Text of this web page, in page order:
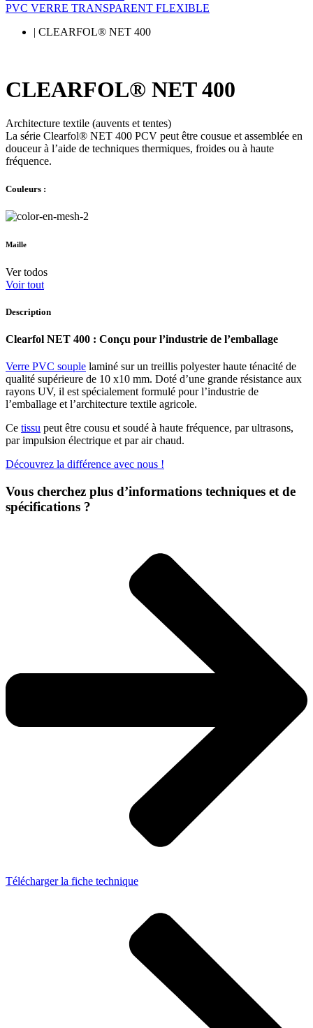
PVC VERRE TRANSPARENT FLEXIBLE
| CLEARFOL® NET 400
CLEARFOL® NET 400
Architecture textile (auvents et tentes)
La série Clearfol® NET 400 PCV peut être cousue et assemblée en
douceur à l’aide de techniques thermiques, froides ou à haute
fréquence.
Couleurs :
Maille
Ver todos
Voir tout
Description
Clearfol NET 400 : Conçu pour l’industrie de l’emballage
Verre PVC souple laminé sur un treillis polyester haute ténacité de
qualité supérieure de 10 x10 mm. Doté d’une grande résistance aux
rayons UV, il est spécialement formulé pour l’industrie de
l’emballage et l’architecture textile agricole.
Ce tissu peut être cousu et soudé à haute fréquence, par ultrasons,
par impulsion électrique et par air chaud.
Découvrez la différence avec nous !
Vous cherchez plus d’informations techniques et de
spécifications ?
Télécharger la fiche technique